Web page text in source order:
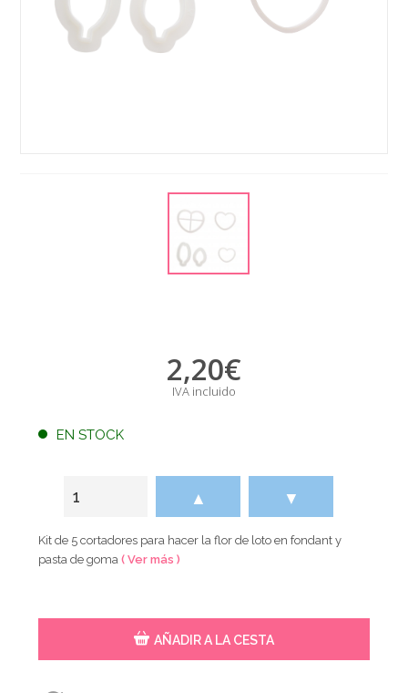
2,20€
IVA incluido
EN STOCK
▲ ▼
Kit de 5 cortadores para hacer la flor de loto en fondant y
pasta de goma( Ver más )
AÑADIR A LA CESTA